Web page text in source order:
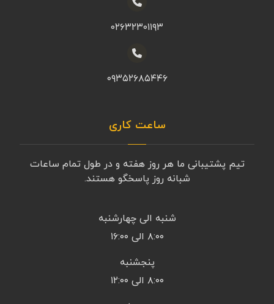
۰۲۶۳۲۳۰۱۱۹۳
۰۹۳۵۲۶۸۵۴۴۶
ساعت کاری
تیم پشتیبانی ما هر روز هفته و در طول تمام ساعات
شبانه روز پاسخگو هستند.
شنبه الی چهارشنبه
۸:۰۰ الی ۱۶:۰۰
پنجشنبه
۸:۰۰ الی ۱۲:۰۰